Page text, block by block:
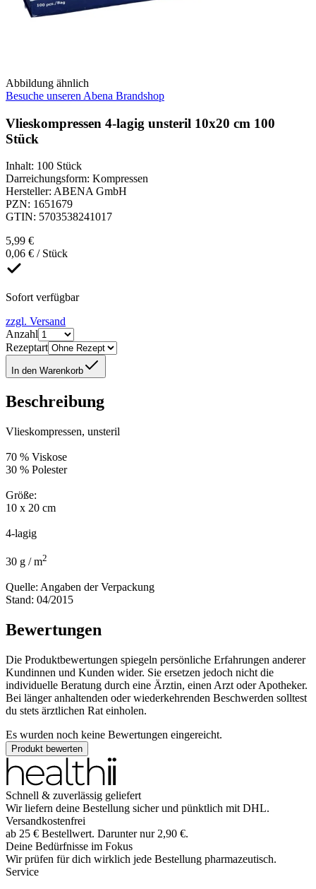
Abbildung ähnlich
Besuche unseren Abena Brandshop
Vlieskompressen 4-lagig unsteril 10x20 cm 100
Stück
Inhalt: 100 Stück
Darreichungsform: Kompressen
Hersteller: ABENA GmbH
PZN: 1651679
GTIN: 5703538241017
5,99 €
0,06 € / Stück
Sofort verfügbar
zzgl. Versand
Anzahl
Rezeptart
In den Warenkorb
Beschreibung
Vlieskompressen, unsteril
70 % Viskose
30 % Polester
Größe:
10 x 20 cm
4-lagig
30 g / m2
Quelle: Angaben der Verpackung
Stand: 04/2015
Bewertungen
Die Produktbewertungen spiegeln persönliche Erfahrungen anderer
Kundinnen und Kunden wider. Sie ersetzen jedoch nicht die
individuelle Beratung durch eine Ärztin, einen Arzt oder Apotheker.
Bei länger anhaltenden oder wiederkehrenden Beschwerden solltest
du stets ärztlichen Rat einholen.
Es wurden noch keine Bewertungen eingereicht.
Produkt bewerten
Schnell & zuverlässig geliefert
Wir liefern deine Bestellung sicher und pünktlich mit DHL.
Versandkostenfrei
ab 25 € Bestellwert. Darunter nur 2,90 €.
Deine Bedürfnisse im Fokus
Wir prüfen für dich wirklich jede Bestellung pharmazeutisch.
Service